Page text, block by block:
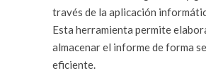
través de la aplicación
Esta herramienta permite
almacenar el informe de forma
eficiente.